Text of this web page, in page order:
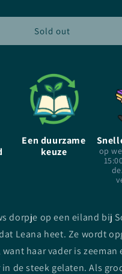
Sold out
Een duurzame
keuze
op
dorpje op een eiland bij
Leana heet. Ze wordt
haar vader is zeeman
de steek gelaten. Als